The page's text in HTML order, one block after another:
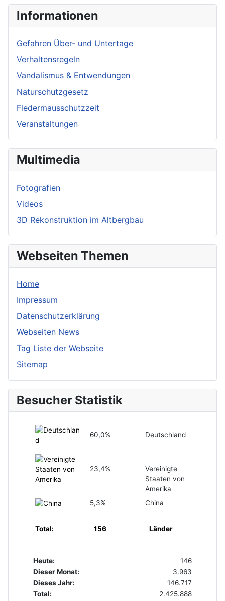
Informationen
Gefahren Über- und Untertage
Verhaltensregeln
Vandalismus & Entwendungen
Naturschutzgesetz
Fledermausschutzzeit
Veranstaltungen
Multimedia
Fotografien
Videos
3D Rekonstruktion im Altbergbau
Webseiten Themen
Home
Impressum
Datenschutzerklärung
Webseiten News
Tag Liste der Webseite
Sitemap
Besucher Statistik
60,0% Deutschland
23,4%
Vereinigte
Staaten von
Amerika
5,3%
China
Total: 156 Länder
Heute:
146
Dieser Monat:
3.963
Dieses Jahr:
146.717
Total:
2.425.888